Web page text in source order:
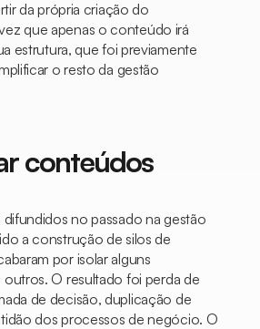
da própria criação do
que apenas o conteúdo irá
estrutura, que foi previamente
o resto da gestão
conteúdos
difundidos no passado na gestão
a construção de silos de
por isolar alguns
O resultado foi perda de
de decisão, duplicação de
dos processos de negócio. O